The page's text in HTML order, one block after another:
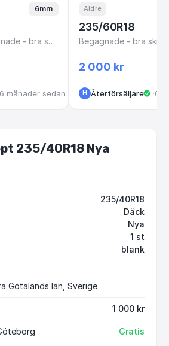
6mm
continental · Begagnade - bra skick
6 månader sedan
Äldre
235/60R18
Begagnade - bra skick
2 000 kr
H Återförsäljare ··6
235/40R18 Nya
235/40R18
Däck
Nya
1 st
blank
Götalands län, Sverige
1 000 kr
Gratis